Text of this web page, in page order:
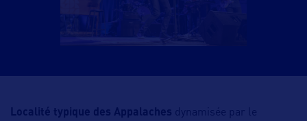
Localité typique des Appalaches dynamisée par le